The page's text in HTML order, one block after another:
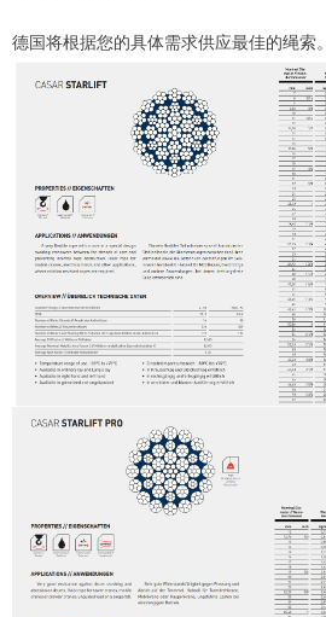
德国将根据您的具体需求供应最佳的绳索。